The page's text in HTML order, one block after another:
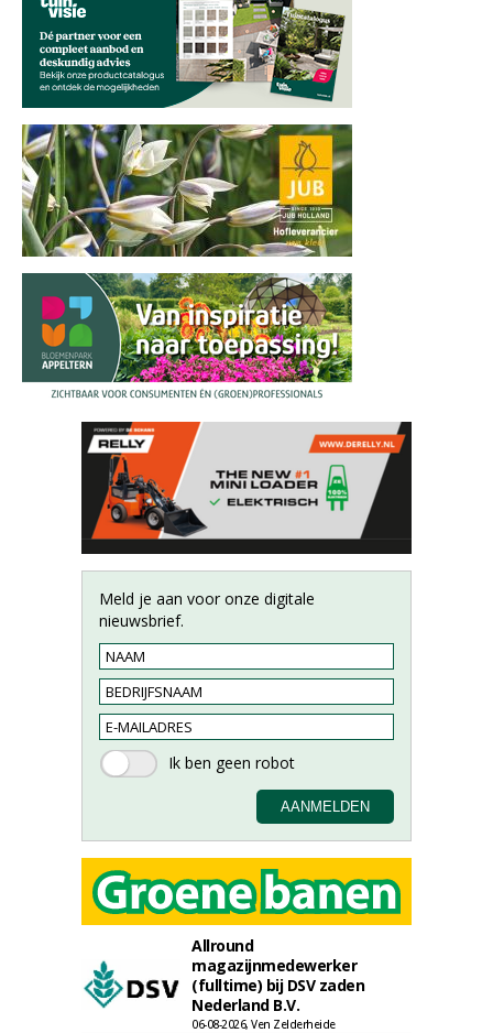
Meld je aan voor onze digitale
nieuwsbrief.
Allround
magazijnmedewerker
(fulltime) bij DSV zaden
Nederland B.V.
06-08-2026, Ven Zelderheide